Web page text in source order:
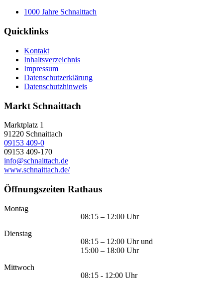
1000 Jahre Schnaittach
Quicklinks
Kontakt
Inhaltsverzeichnis
Impressum
Datenschutzerklärung
Datenschutzhinweis
Markt Schnaittach
Marktplatz 1
91220 Schnaittach
09153 409-0
09153 409-170
info@schnaittach.de
www.schnaittach.de/
Öffnungszeiten Rathaus
Montag
08:15 – 12:00 Uhr
Dienstag
08:15 – 12:00 Uhr und
15:00 – 18:00 Uhr
Mittwoch
08:15 - 12:00 Uhr